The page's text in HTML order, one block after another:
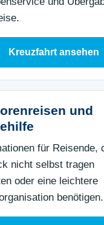
Kreuzfahrt ansehen
und
für Reisende,
nicht selbst tragen
oder eine leichtere
benötigen.